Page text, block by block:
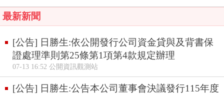
最新新聞
[公告] 日勝生:依公開發行公司資金貸與及背書保
證處理準則第25條第1項第4款規定辦理
07-13 16:52 公開資訊觀測站
[公告] 日勝生:公告本公司董事會決議發行115年度